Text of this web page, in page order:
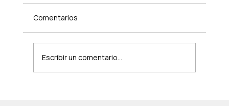
Comentarios
Escribir un comentario...